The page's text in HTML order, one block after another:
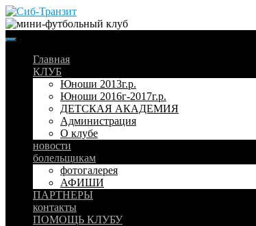
Skip
to
content
Главная
КЛУБ
Юноши 2013г.р.
Юноши 2016г-2017г.р.
ДЕТСКАЯ АКАДЕМИЯ
Администрация
О клубе
новости
болельщикам
фотогалерея
АФИШИ
ПАРТНЕРЫ
контакты
ПОМОЩЬ КЛУБУ